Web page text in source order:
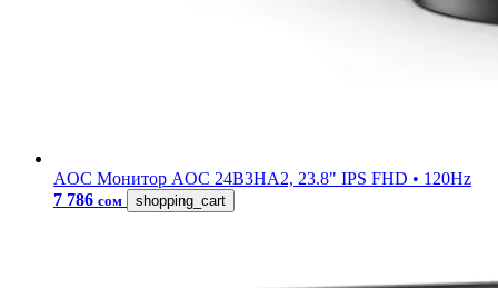
AOC Монитор AOC 24B3HA2, 23.8" IPS FHD • 120Hz
7 786 сом shopping_cart